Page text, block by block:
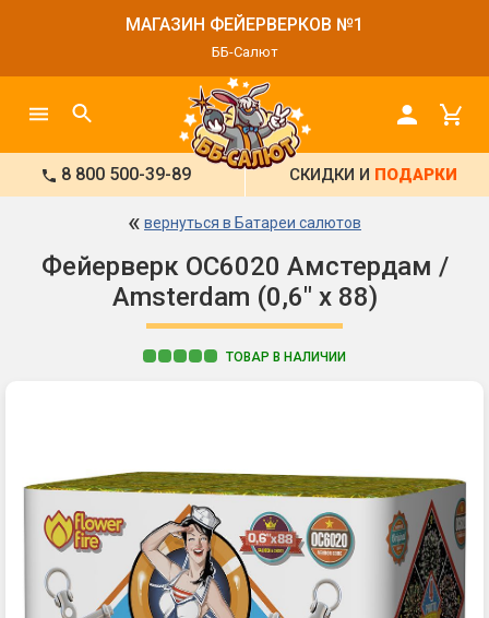
МАГАЗИН ФЕЙЕРВЕРКОВ №1
ББ-Салют
8 800 500-39-89 СКИДКИ И ПОДАРКИ
« вернуться в Батареи салютов
Фейерверк ОС6020 Амстердам /
Amsterdam (0,6" х 88)
ТОВАР В НАЛИЧИИ